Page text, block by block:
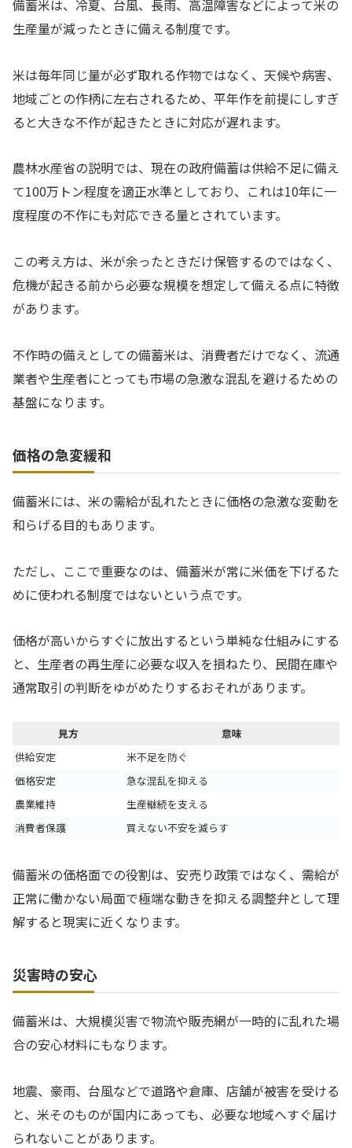
備蓄米は、冷夏、台風、長雨、高温障害などによって米の
生産量が減ったときに備える制度です。
米は毎年同じ量が必ず取れる作物ではなく、天候や病害、
地域ごとの作柄に左右されるため、平年作を前提にしすぎ
ると大きな不作が起きたときに対応が遅れます。
農林水産省の説明では、現在の政府備蓄は供給不足に備え
て100万トン程度を適正水準としており、これは10年に一
度程度の不作にも対応できる量とされています。
この考え方は、米が余ったときだけ保管するのではなく、
危機が起きる前から必要な規模を想定して備える点に特徴
があります。
不作時の備えとしての備蓄米は、消費者だけでなく、流通
業者や生産者にとっても市場の急激な混乱を避けるための
基盤になります。
価格の急変緩和
備蓄米には、米の需給が乱れたときに価格の急激な変動を
和らげる目的もあります。
ただし、ここで重要なのは、備蓄米が常に米価を下げるた
めに使われる制度ではないという点です。
価格が高いからすぐに放出するという単純な仕組みにする
と、生産者の再生産に必要な収入を損ねたり、民間在庫や
通常取引の判断をゆがめたりするおそれがあります。
見方
意味
供給安定
米不足を防ぐ
価格安定
急な混乱を抑える
農業維持
生産継続を支える
消費者保護
買えない不安を減らす
備蓄米の価格面での役割は、安売り政策ではなく、需給が
正常に働かない局面で極端な動きを抑える調整弁として理
解すると現実に近くなります。
災害時の安心
備蓄米は、大規模災害で物流や販売網が一時的に乱れた場
合の安心材料にもなります。
地震、豪雨、台風などで道路や倉庫、店舗が被害を受ける
と、米そのものが国内にあっても、必要な地域へすぐ届け
られないことがあります。